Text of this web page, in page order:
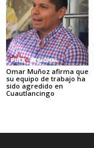
Omar Muñoz afirma que
su equipo de trabajo ha
sido agredido en
Cuautlancingo